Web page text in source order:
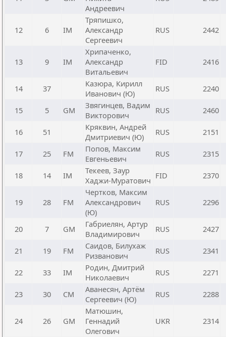
Андреевич
12 6 IM
Тряпишко,
Александр
Сергеевич
RUS 2442
13 9 IM
Хрипаченко,
Александр
Витальевич
FID 2416
14 37
Казюра, Кирилл
Иванович (Ю)
RUS 2240
15 5 GM
Звягинцев, Вадим
Викторович
RUS 2460
16 51
Кряквин, Андрей
Дмитриевич (Ю)
RUS 2151
17 25 FM
Попов, Максим
Евгеньевич
RUS 2315
18 14 IM
Текеев, Заур
Хаджи-Муратович FID 2370
19 28 FM
Чертков, Максим
Александрович
(Ю)
RUS 2296
20 7 GM
Габриелян, Артур
Владимирович
RUS 2427
21 19 FM
Саидов, Билухаж
Ризванович
RUS 2341
22 33 IM
Родин, Дмитрий
Николаевич
RUS 2271
23 30 CM
Аванесян, Артём
Сергеевич (Ю)
RUS 2288
24 26 GM
Матюшин,
Геннадий
Олегович
UKR 2314